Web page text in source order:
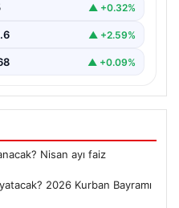
▲ +0.32%
▲ +2.59%
▲ +0.09%
Nisan ayı faiz
2026 Kurban Bayramı